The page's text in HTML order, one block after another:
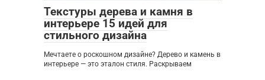
Текстуры дерева и камня в
интерьере 15 идей для
стильного дизайна
Мечтаете о роскошном дизайне? Дерево и камень в
интерьере — это эталон стиля. Раскрываем